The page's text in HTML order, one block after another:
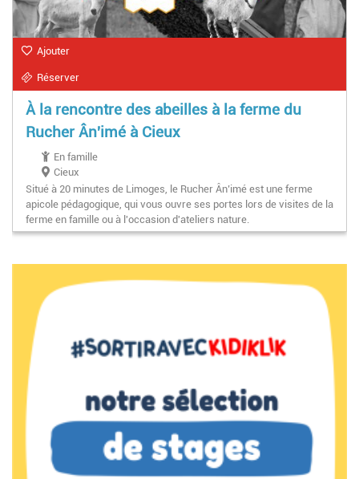
Ajouter
Réserver
À la rencontre des abeilles à la ferme du
Rucher Ân'imé à Cieux
En famille
Cieux
Situé à 20 minutes de Limoges, le Rucher Ân’imé est une ferme
apicole pédagogique, qui vous ouvre ses portes lors de visites de la
ferme en famille ou à l'occasion d'ateliers nature.